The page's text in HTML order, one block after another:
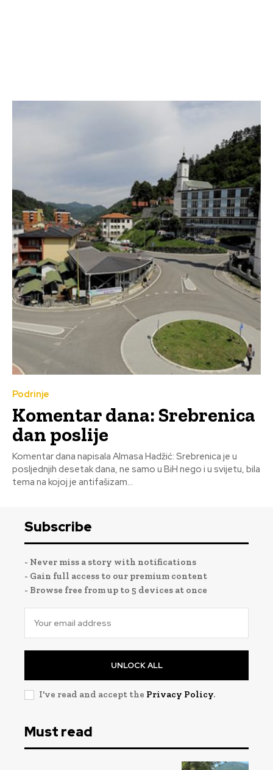
Podrinje
Komentar dana: Srebrenica
dan poslije
Komentar dana napisala Almasa Hadžić: Srebrenica je u
posljednjih desetak dana, ne samo u BiH nego i u svijetu, bila
tema na kojoj je antifašizam...
Subscribe
- Never miss a story with notifications
- Gain full access to our premium content
- Browse free from up to 5 devices at once
UNLOCK ALL
I've read and accept the Privacy Policy.
Must read